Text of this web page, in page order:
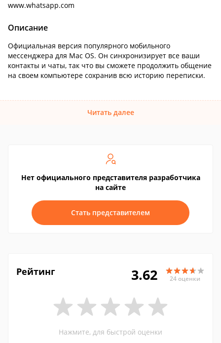
www.whatsapp.com
Описание
Официальная версия популярного мобильного
мессенджера для Mac OS. Он синхронизирует все ваши
контакты и чаты, так что вы сможете продолжить общение
на своем компьютере сохранив всю историю переписки.
Читать далее
Нет официального представителя разработчика
на сайте
Стать представителем
Рейтинг 3.62 24 оценки
Нажмите, для быстрой оценки